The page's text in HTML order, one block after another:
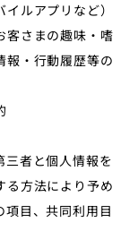
ルアプリなど）
客さまの趣味・嗜
報・行動履歴等の
三者と個人情報を
る方法により予め
目、共同利用目